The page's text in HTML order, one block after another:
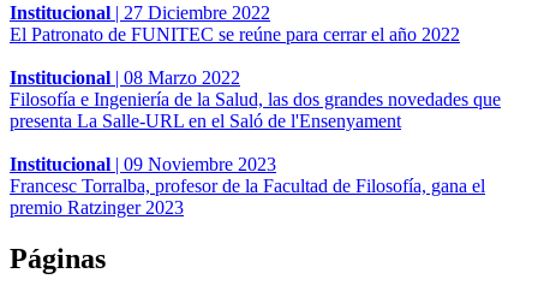
Institucional | 27 Diciembre 2022
El Patronato de FUNITEC se reúne para cerrar el año 2022
Institucional | 08 Marzo 2022
Filosofía e Ingeniería de la Salud, las dos grandes novedades que
presenta La Salle-URL en el Saló de l'Ensenyament
Institucional | 09 Noviembre 2023
Francesc Torralba, profesor de la Facultad de Filosofía, gana el
premio Ratzinger 2023
Páginas